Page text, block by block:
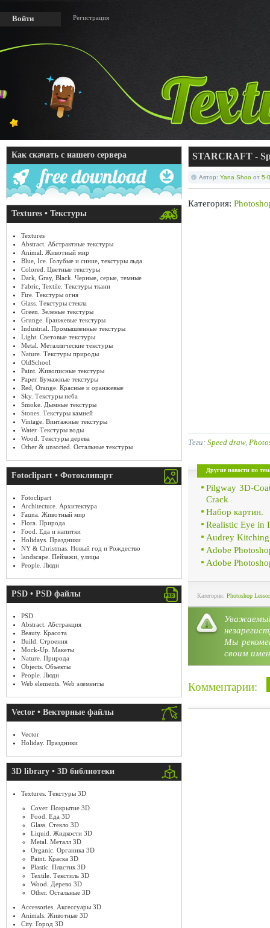
Войти Регистрация
Как скачать с нашего сервера
Textures • Текстуры
Textures
Abstract. Абстрактные текстуры
Animal. Животный мир
Blue, Ice. Голубые и синие, текстуры льда
Colored. Цветные текстуры
Dark, Gray, Black. Черные, серые, темные
Fabric, Textile. Текстуры ткани
Fire. Текстуры огня
Glass. Текстуры стекла
Green. Зеленые текстуры
Grunge. Гранжевые текстуры
Industrial. Промышленные текстуры
Light. Световые текстуры
Metal. Металлические текстуры
Nature. Текстуры природы
OldSchool
Paint. Живописные текстуры
Paper. Бумажные текстуры
Red, Orange. Красные и оранжевые
Sky. Текстуры неба
Smoke. Дымные текстуры
Stones. Текстуры камней
Vintage. Винтажные текстуры
Water. Текстуры воды
Wood. Текстуры дерева
Other & unsorted. Остальные текстуры
Fotoclipart • Фотоклипарт
Fotoclipart
Architecture. Архитектура
Fauna. Животный мир
Flora. Природа
Food. Еда и напитки
Holidays. Праздники
NY & Christmas. Новый год и Рождество
landscape. Пейзажи, улицы
People. Люди
PSD • PSD файлы
PSD
Abstract. Абстракция
Beauty. Красота
Build. Строения
Mock-Up. Макеты
Nature. Природа
Objects. Объекты
People. Люди
Web elements. Web элементы
Vector • Векторные файлы
Vector
Holiday. Праздники
3D library • 3D библиотеки
Textures. Текстуры 3D
Cover. Покрытие 3D
Food. Еда 3D
Glass. Стекло 3D
Liquid. Жидкости 3D
Metal. Металл 3D
Organic. Органика 3D
Paint. Краска 3D
Plastic. Пластик 3D
Textile. Текстиль 3D
Wood. Дерево 3D
Other. Остальные 3D
Accessories. Аксессуары 3D
Animals. Животные 3D
City. Город 3D
STARCRAFT -
Автор: Yana Shoo от 5-
Категория:
Теги: Speed draw,
Другие новости по
Pilgway 3D-
Crack
Набор картин.
Realistic Eye in
Audrey Kitching
Adobe
Adobe
Категория: Photoshop
Мы
своим
Комментарии: